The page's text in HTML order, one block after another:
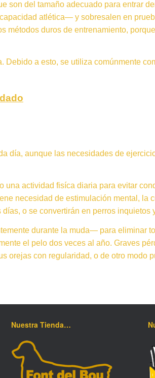
son del tamaño adecuado para entrar
atlética— y sobresalen en
duros de entrenamiento,
a esto, se utiliza comúnmente
día, aunque las necesidades de
una actividad fisíca diaria para evitar
necesidad de estimulación mental, la
o se convertirán en perros inquietos
durante la muda— para eliminar
el pelo dos veces al año. Graves
orejas con regularidad, o de otro modo
Nuestra Tienda…